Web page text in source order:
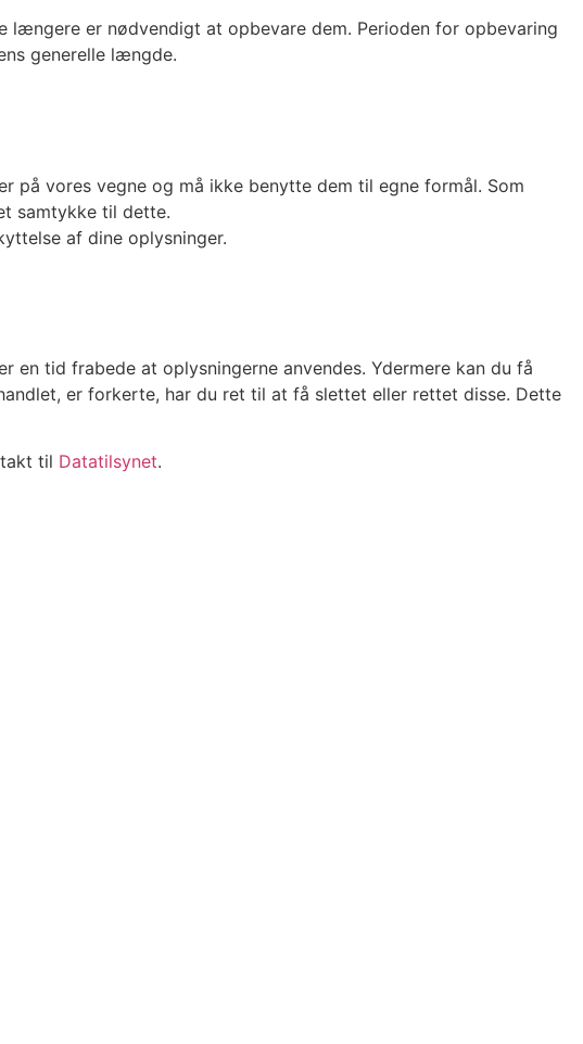
længere er nødvendigt at opbevare dem. Perioden for opbevaring
generelle længde.
på vores vegne og må ikke benytte dem til egne formål. Som
samtykke til dette.
af dine oplysninger.
tid frabede at oplysningerne anvendes. Ydermere kan du få
er forkerte, har du ret til at få slettet eller rettet disse. Dette
til Datatilsynet.